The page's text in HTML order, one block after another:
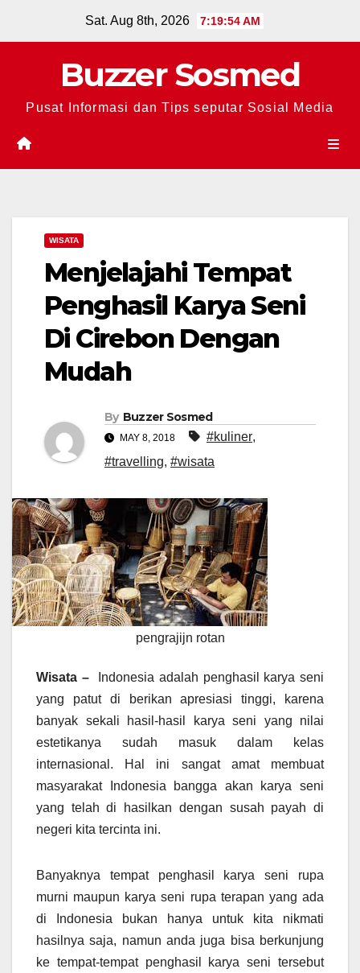
Sat. Aug 8th, 2026 7:19:55 AM
Buzzer Sosmed
Pusat Informasi dan Tips seputar Sosial Media
WISATA
Menjelajahi Tempat
Penghasil Karya Seni
Di Cirebon Dengan
Mudah
By Buzzer Sosmed
MAY 8, 2018 #kuliner,
#travelling, #wisata
pengrajijn rotan
Wisata –
Indonesia adalah penghasil karya seni
yang patut di berikan apresiasi tinggi, karena
banyak sekali hasil-hasil karya seni yang nilai
estetikanya sudah masuk dalam kelas
internasional. Hal ini sangat amat membuat
masyarakat Indonesia bangga akan karya seni
yang telah di hasilkan dengan susah payah di
negeri kita tercinta ini.
Banyaknya tempat penghasil karya seni rupa
murni maupun karya seni rupa terapan yang ada
di Indonesia bukan hanya untuk kita nikmati
hasilnya saja, namun anda juga bisa berkunjung
ke tempat-tempat penghasil karya seni tersebut